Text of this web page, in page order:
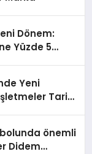
Dönem:
Yüzde 5
Yeni
Tarih
önemli
Didem